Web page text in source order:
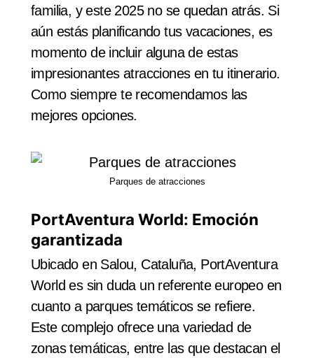
familia, y este 2025 no se quedan atrás. Si
aún estás planificando tus vacaciones, es
momento de incluir alguna de estas
impresionantes atracciones en tu itinerario.
Como siempre te recomendamos las
mejores opciones.
Parques de atracciones
PortAventura World: Emoción
garantizada
Ubicado en Salou, Cataluña, PortAventura
World es sin duda un referente europeo en
cuanto a parques temáticos se refiere.
Este complejo ofrece una variedad de
zonas temáticas, entre las que destacan el